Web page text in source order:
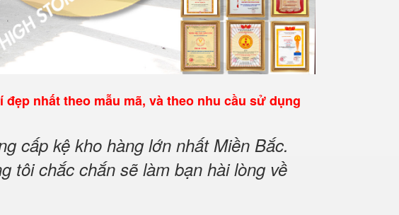
nhất theo mẫu mã, và theo nhu cầu sử dụng
cấp kệ kho hàng lớn nhất Miền Bắc.
tôi chắc chắn sẽ làm bạn hài lòng về